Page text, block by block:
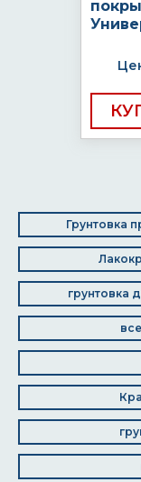
Грунтовка
грунтовка